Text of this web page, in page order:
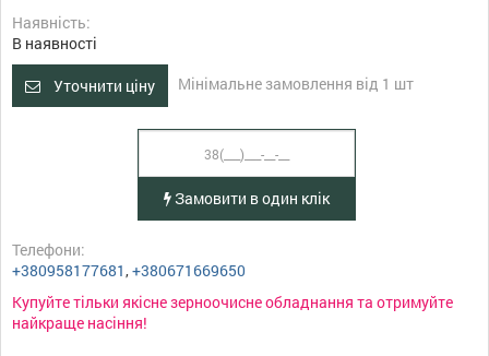
Наявність:
В наявності
Уточнити ціну Мінімальне замовлення від 1 шт
Замовити в один клік
Телефони:
+380958177681,+380671669650
Купуйте тільки якісне зерноочисне обладнання та отримуйте
найкраще насіння!